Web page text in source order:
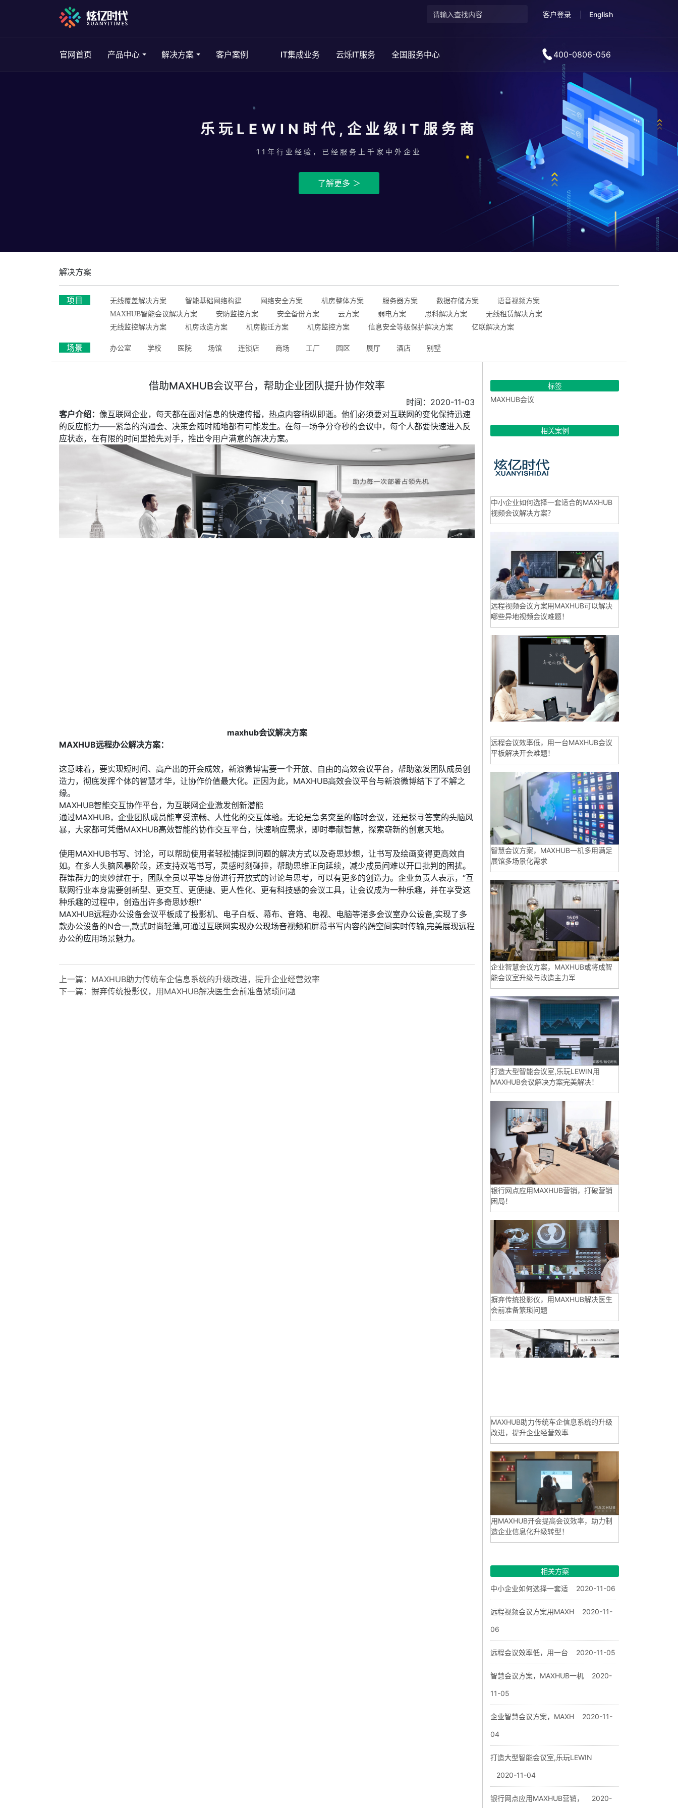
客户登录 English
官网首页 产品中心 解决方案 客户案例 IT集成业务 云烁IT服务 全国服务中心 400-0806-056
乐玩LEWIN时代,企业级IT服务商
11年行业经验，已经服务上千家中外企业
了解更多 ＞
解决方案
项目 无线覆盖解决方案 智能基础网络构建 网络安全方案 机房整体方案 服务器方案 数据存储方案
语音视频方案
MAXHUB智能会议解决方案
安防监控方案 安全备份方案 云方案 弱电方案 思科解决方案
无线租赁解决方案
无线监控解决方案
机房改造方案 机房搬迁方案 机房监控方案 信息安全等级保护解决方案 亿联解决方案
场景 办公室 学校 医院 场馆 连锁店 商场 工厂 园区 展厅 酒店 别墅
借助MAXHUB会议平台，帮助企业团队提升协作效率
时间：2020-11-03
客户介绍： 像互联网企业，每天都在面对信息的快速传播，热点内容稍纵即逝。他们必须要对互联网的变化保持迅速
的反应能力——紧急的沟通会、决策会随时随地都有可能发生。在每一场争分夺秒的会议中，每个人都要快速进入反
应状态，在有限的时间里抢先对手，推出令用户满意的解决方案。
maxhub会议解决方案
MAXHUB远程办公解决方案：
这意味着，要实现短时间、高产出的开会成效，新浪微博需要一个开放、自由的高效会议平台，帮助激发团队成员创
造力，彻底发挥个体的智慧才华，让协作价值最大化。正因为此，MAXHUB高效会议平台与新浪微博结下了不解之
缘。
MAXHUB智能交互协作平台，为互联网企业激发创新潜能
通过MAXHUB，企业团队成员能享受流畅、人性化的交互体验。无论是急务突至的临时会议，还是探寻答案的头脑风
暴，大家都可凭借MAXHUB高效智能的协作交互平台，快速响应需求，即时奉献智慧，探索崭新的创意天地。
使用MAXHUB书写、讨论，可以帮助使用者轻松捕捉到问题的解决方式以及奇思妙想，让书写及绘画变得更高效自
如。在多人头脑风暴阶段，还支持双笔书写，灵感时刻碰撞，帮助思维正向延续，减少成员间难以开口批判的困扰。
群策群力的奥妙就在于，团队全员以平等身份进行开放式的讨论与思考，可以有更多的创造力。企业负责人表示，“互
联网行业本身需要创新型、更交互、更便捷、更人性化、更有科技感的会议工具，让会议成为一种乐趣，并在享受这
种乐趣的过程中，创造出许多奇思妙想!”
MAXHUB远程办公设备会议平板成了投影机、电子白板、幕布、音箱、电视、电脑等诸多会议室办公设备,实现了多
款办公设备的N合一,款式时尚轻薄,可通过互联网实现办公现场音视频和屏幕书写内容的跨空间实时传输,完美展现远程
办公的应用场景魅力。
上一篇： MAXHUB助力传统车企信息系统的升级改进，提升企业经营效率
下一篇： 摒弃传统投影仪，用MAXHUB解决医生会前准备繁琐问题
标签
MAXHUB会议
相关案例
中小企业如何选择一套适合的MAXHUB
视频会议解决方案？
远程视频会议方案用MAXHUB可以解决
哪些异地视频会议难题！
远程会议效率低，用一台MAXHUB会议
平板解决开会难题！
智慧会议方案，MAXHUB一机多用满足
展馆多场景化需求
企业智慧会议方案，MAXHUB或将成智
能会议室升级与改造主力军
打造大型智能会议室,乐玩LEWIN用
MAXHUB会议解决方案完美解决！
银行网点应用MAXHUB营销，打破营销
困局！
摒弃传统投影仪，用MAXHUB解决医生
会前准备繁琐问题
MAXHUB助力传统车企信息系统的升级
改进，提升企业经营效率
用MAXHUB开会提高会议效率，助力制
造企业信息化升级转型！
相关方案
中小企业如何选择一套适 2020-11-06
远程视频会议方案用MAXH 2020-11-
06
远程会议效率低，用一台 2020-11-05
智慧会议方案，MAXHUB一机 2020-
11-05
企业智慧会议方案，MAXH 2020-11-
04
打造大型智能会议室,乐玩LEWIN
2020-11-04
银行网点应用MAXHUB营销， 2020-